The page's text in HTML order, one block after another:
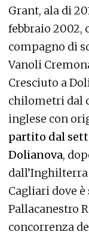
Grant, ala di
febbraio 2002,
compagno di
Vanoli
Cresciuto a
chilometri dal
inglese con
partito dal
Dolianova,
dall’Inghilterra
Cagliari dove
Pallacanestro
concorrenza